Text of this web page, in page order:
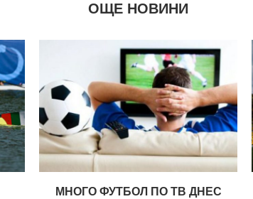
ОЩЕ НОВИНИ
МНОГО ФУТБОЛ ПО ТВ ДНЕС